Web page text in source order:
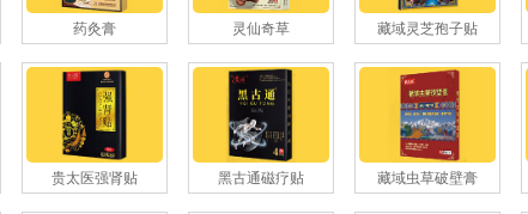
药灸膏 灵仙奇草 藏域灵芝孢子贴
贵太医强肾贴 黑古通磁疗贴 藏域虫草破壁膏